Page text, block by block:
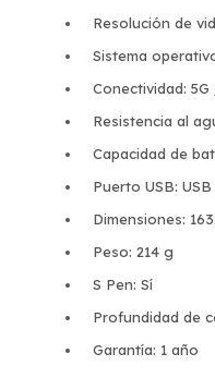
Resolución de
Sistema
Conectividad:
Resistencia al
Capacidad de
Puerto USB:
Dimensiones:
Peso: 214 g
S Pen: Sí
Profundidad de
Garantía: 1 año